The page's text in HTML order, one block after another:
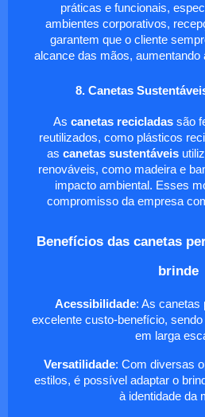
práticas e funcionais,
ambientes corporativos,
garantem que o cliente
alcance das mãos, aumentando
8. Canetas
As canetas recicladassão
reutilizados, como plásticos
as canetas sustentáveis
renováveis, como madeira e
impacto ambiental. Esses
compromisso da empresa
Benefícios das canetas
brinde
Acessibilidade: As canetas
excelente custo-benefício,
em larga
Versatilidade: Com diversas
estilos, é possível adaptar o
à identidade da